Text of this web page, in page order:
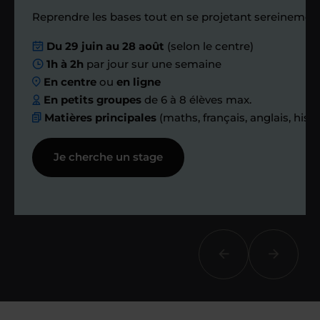
Nous planifions
ensemble des
échanges réguliers
Afin de suivre le travail et les progrès
réalisés, votre enseignant et moi-
même vous proposons des points et
Reprendre les bases tout en se projetant
Du 29 juin au 28 août (selon le centre)
1h à 2h par jour sur une semaine
En centre ouen ligne
En petits groupes de 6 à 8 élèves max.
Matières principales (maths, français, anglais,
Je cherche un stage